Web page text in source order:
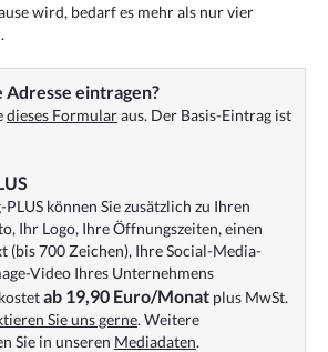
wird, bedarf es mehr als nur vier
Adresse eintragen?
dieses Formularaus. Der Basis-Eintrag ist
können Sie zusätzlich zu Ihren
Ihr Logo, Ihre Öffnungszeiten, einen
(bis 700 Zeichen), Ihre Social-Media-
Video Ihres Unternehmens
ab 19,90 Euro/Monat plus MwSt.
Sie uns gerne. Weitere
Sie in unseren Mediadaten.